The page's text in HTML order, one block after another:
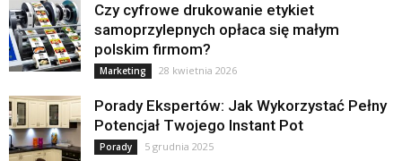
Czy cyfrowe drukowanie etykiet
samoprzylepnych opłaca się małym
polskim firmom?
Marketing 28 kwietnia 2026
Porady Ekspertów: Jak Wykorzystać Pełny
Potencjał Twojego Instant Pot
Porady 5 grudnia 2025